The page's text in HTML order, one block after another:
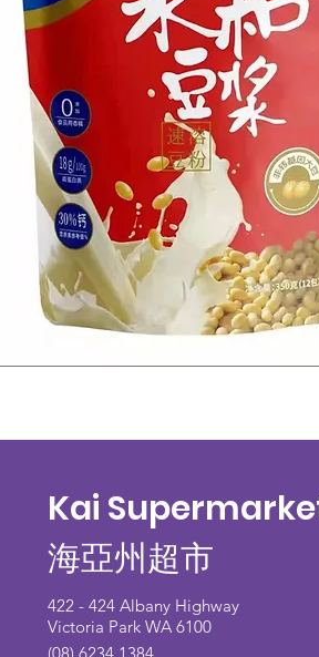
Kai
海亞州超市
422 - 424 Albany Highway
Victoria Park WA 6100